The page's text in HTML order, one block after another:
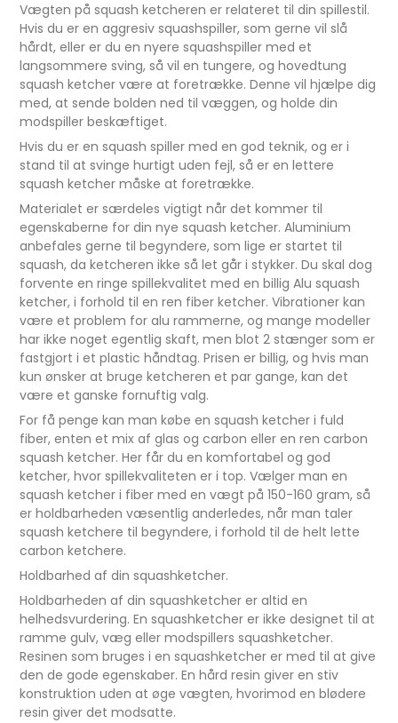
Vægten på squash ketcheren er relateret til din spillestil.
Hvis du er en aggresiv squashspiller, som gerne vil slå
hårdt, eller er du en nyere squashspiller med et
langsommere sving, så vil en tungere, og hovedtung
squash ketcher være at foretrække. Denne vil hjælpe dig
med, at sende bolden ned til væggen, og holde din
modspiller beskæftiget.
Hvis du er en squash spiller med en god teknik, og er i
stand til at svinge hurtigt uden fejl, så er en lettere
squash ketcher måske at foretrække.
Materialet er særdeles vigtigt når det kommer til
egenskaberne for din nye squash ketcher. Aluminium
anbefales gerne til begyndere, som lige er startet til
squash, da ketcheren ikke så let går i stykker. Du skal dog
forvente en ringe spillekvalitet med en billig Alu squash
ketcher, i forhold til en ren fiber ketcher. Vibrationer kan
være et problem for alu rammerne, og mange modeller
har ikke noget egentlig skaft, men blot 2 stænger som er
fastgjort i et plastic håndtag. Prisen er billig, og hvis man
kun ønsker at bruge ketcheren et par gange, kan det
være et ganske fornuftig valg.
For få penge kan man købe en squash ketcher i fuld
fiber, enten et mix af glas og carbon eller en ren carbon
squash ketcher. Her får du en komfortabel og god
ketcher, hvor spillekvaliteten er i top. Vælger man en
squash ketcher i fiber med en vægt på 150-160 gram, så
er holdbarheden væsentlig anderledes, når man taler
squash ketchere til begyndere, i forhold til de helt lette
carbon ketchere.
Holdbarhed af din squashketcher.
Holdbarheden af din squashketcher er altid en
helhedsvurdering. En squashketcher er ikke designet til at
ramme gulv, væg eller modspillers squashketcher.
Resinen som bruges i en squashketcher er med til at give
den de gode egenskaber. En hård resin giver en stiv
konstruktion uden at øge vægten, hvorimod en blødere
resin giver det modsatte.